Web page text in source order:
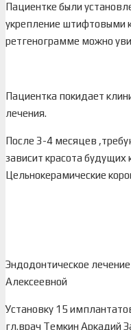
Пациентке были
укрепление штифтовыми
ретгенограмме можно
Пациентка покидает
лечения.
После 3-4 месяцев
зависит красота
Цельнокерамические
Эндодонтическое
Алексеевной
Установку 15
гл.врач Темкин Аркадий